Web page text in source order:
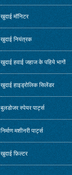
खुदाई मॉनिटर
खुदाई नियंत्रक
खुदाई हवाई जहाज के पहिये भागों
खुदाई हाइड्रोलिक सिलेंडर
बुलडोजर स्पेयर पार्ट्स
निर्माण मशीनरी पार्ट्स
खुदाई फ़िल्टर